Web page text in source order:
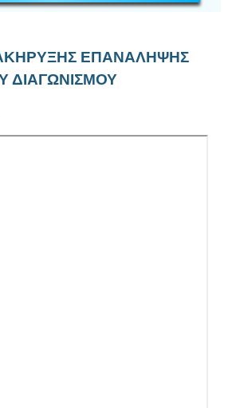
ΕΠΑΝΑΛΗΨΗΣ
ΔΙΑΓΩΝΙΣΜΟΥ